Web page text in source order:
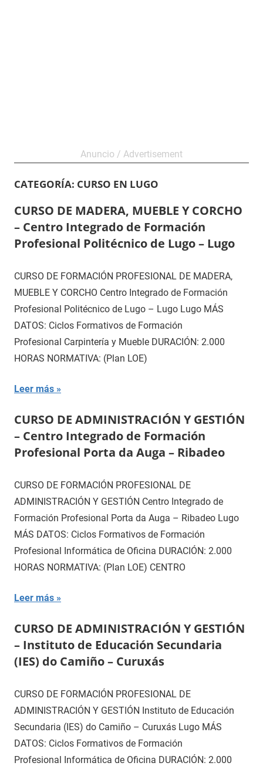
CATEGORÍA: CURSO EN LUGO
CURSO DE MADERA, MUEBLE Y CORCHO
– Centro Integrado de Formación
Profesional Politécnico de Lugo – Lugo
CURSO DE FORMACIÓN PROFESIONAL DE MADERA,
MUEBLE Y CORCHO Centro Integrado de Formación
Profesional Politécnico de Lugo – Lugo Lugo MÁS
DATOS: Ciclos Formativos de Formación
Profesional Carpintería y Mueble DURACIÓN: 2.000
HORAS NORMATIVA: (Plan LOE)
Leer más
CURSO DE ADMINISTRACIÓN Y GESTIÓN
– Centro Integrado de Formación
Profesional Porta da Auga – Ribadeo
CURSO DE FORMACIÓN PROFESIONAL DE
ADMINISTRACIÓN Y GESTIÓN Centro Integrado de
Formación Profesional Porta da Auga – Ribadeo Lugo
MÁS DATOS: Ciclos Formativos de Formación
Profesional Informática de Oficina DURACIÓN: 2.000
HORAS NORMATIVA: (Plan LOE) CENTRO
Leer más
CURSO DE ADMINISTRACIÓN Y GESTIÓN
– Instituto de Educación Secundaria
(IES) do Camiño – Curuxás
CURSO DE FORMACIÓN PROFESIONAL DE
ADMINISTRACIÓN Y GESTIÓN Instituto de Educación
Secundaria (IES) do Camiño – Curuxás Lugo MÁS
DATOS: Ciclos Formativos de Formación
Profesional Informática de Oficina DURACIÓN: 2.000